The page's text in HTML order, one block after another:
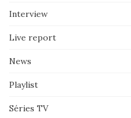
Interview
Live report
News
Playlist
Séries TV